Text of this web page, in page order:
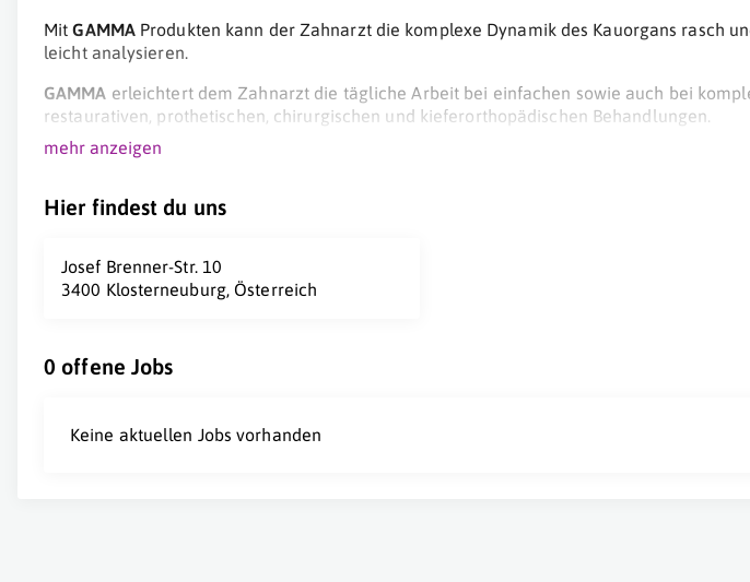
MitGAMMAProdukten kann der Zahnarzt die komplexe Dynamik des Kauorgans rasch
leicht analysieren.
GAMMA erleichtert dem Zahnarzt die tägliche Arbeit bei einfachen sowie auch bei
restaurativen, prothetischen, chirurgischen und kieferorthopädischen Behandlungen.
GAMMAunterstützt den Zahnarzt, so dass er seinen Patienten eine optimale Behandlung
GAMMAmacht dem Patienten den Nutzen der zahnärztlichen Arbeit klar verständlich;
GAMMA gibt dem Zahnarzt Unterstützung und Sicherheit. Unterstützung im medizinischen
Bereich und - durch die automatische Behandlungsdokumentation für jeden einzelnen
mehr anzeigen
Hier findest du uns
Josef Brenner-Str. 10
3400 Klosterneuburg, Österreich
0 offene Jobs
Keine aktuellen Jobs vorhanden